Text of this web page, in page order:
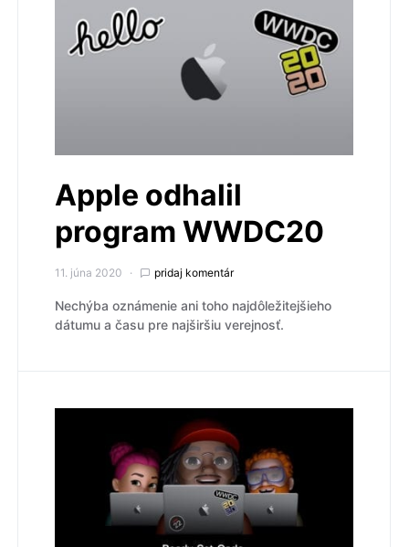
Apple odhalil
program WWDC20
11. júna 2020 pridaj komentár
Nechýba oznámenie ani toho najdôležitejšieho
dátumu a času pre najširšiu verejnosť.